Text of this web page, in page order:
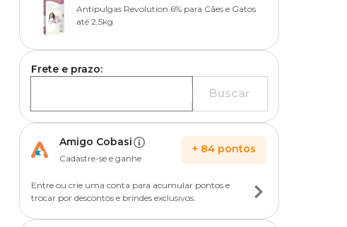
Antipulgas Revolution 6% para Cães e Gatos
até 2,5kg
Frete e prazo:
Buscar
Amigo Cobasi
Cadastre-se e ganhe
+ 84 pontos
Entre ou crie uma conta para acumular pontos e
trocar por descontos e brindes exclusivos.